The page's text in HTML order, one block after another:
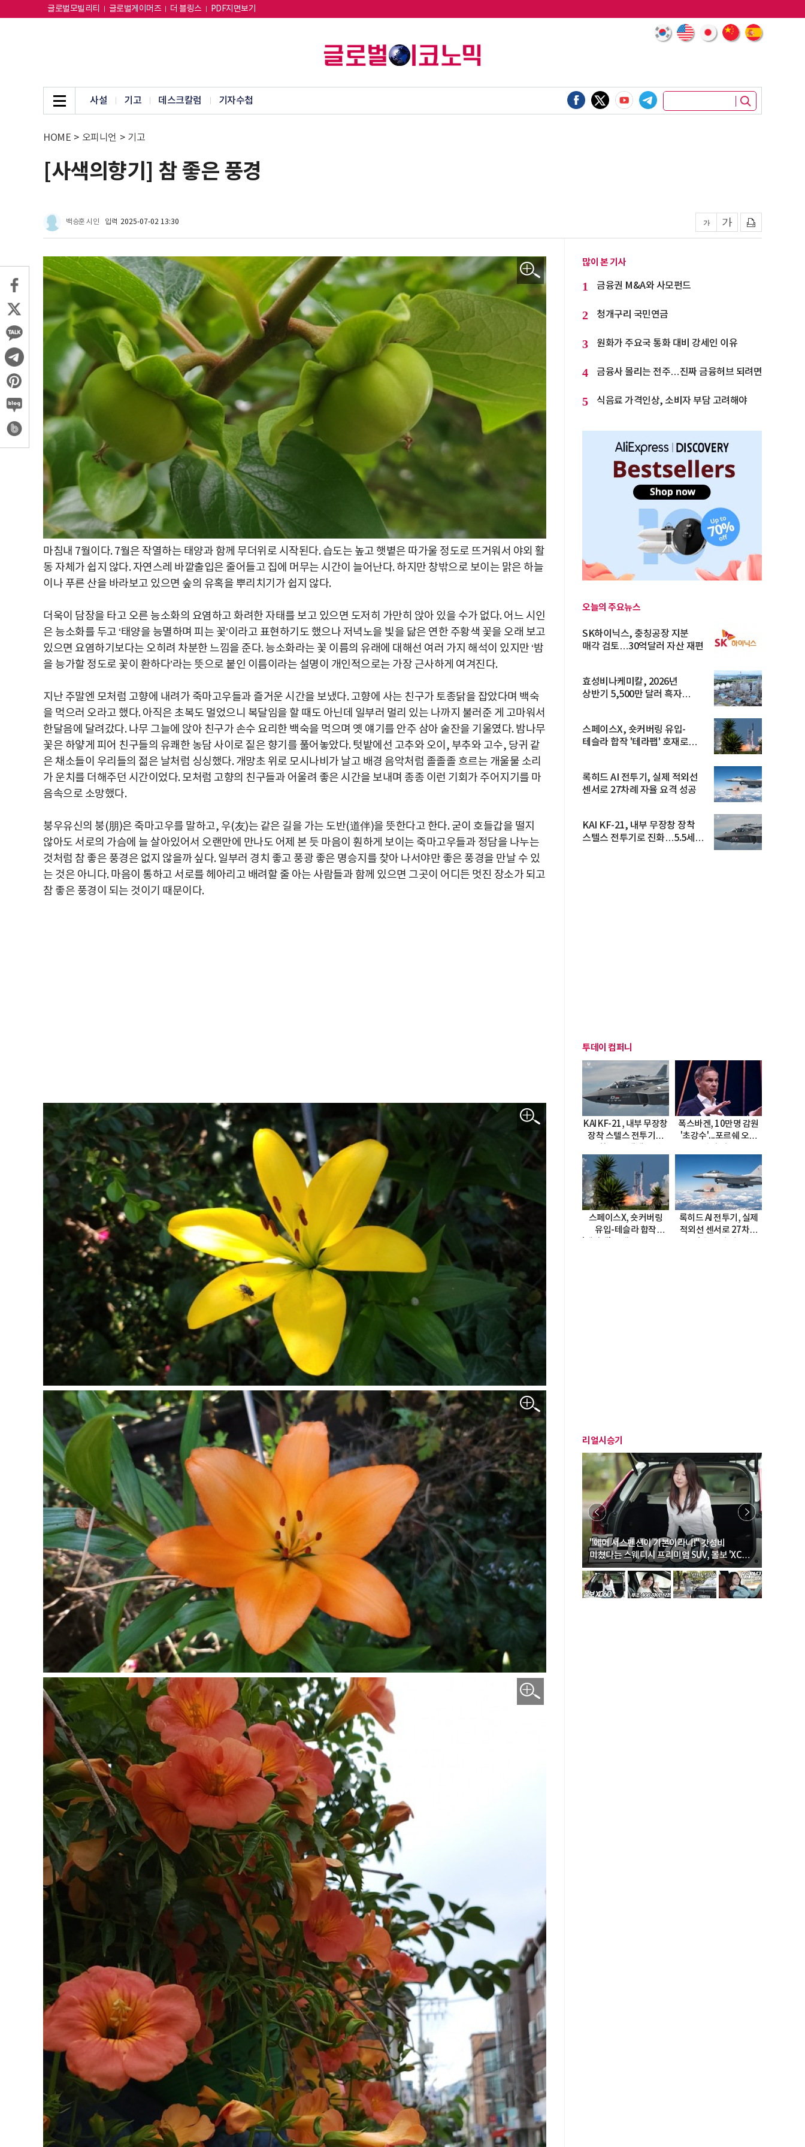
글로벌모빌리티 글로벌게이머즈 더 블링스 PDF지면보기
사설 기고 데스크칼럼 기자수첩
HOME > 오피니언 > 기고
[사색의향기] 참 좋은 풍경
백승훈 시인 입력 2025-07-02 13:30
마침내 7월이다. 7월은 작열하는 태양과 함께 무더위로 시작된다. 습도는 높고 햇볕은 따가울 정도로 뜨거워서 야외 활
동 자체가 쉽지 않다. 자연스레 바깥출입은 줄어들고 집에 머무는 시간이 늘어난다. 하지만 창밖으로 보이는 맑은 하늘
이나 푸른 산을 바라보고 있으면 숲의 유혹을 뿌리치기가 쉽지 않다.
더욱이 담장을 타고 오른 능소화의 요염하고 화려한 자태를 보고 있으면 도저히 가만히 앉아 있을 수가 없다. 어느 시인
은 능소화를 두고 ‘태양을 능멸하며 피는 꽃’이라고 표현하기도 했으나 저녁노을 빛을 닮은 연한 주황색 꽃을 오래 보고
있으면 요염하기보다는 오히려 차분한 느낌을 준다. 능소화라는 꽃 이름의 유래에 대해선 여러 가지 해석이 있지만 ‘밤
을 능가할 정도로 꽃이 환하다’라는 뜻으로 붙인 이름이라는 설명이 개인적으로는 가장 근사하게 여겨진다.
지난 주말엔 모처럼 고향에 내려가 죽마고우들과 즐거운 시간을 보냈다. 고향에 사는 친구가 토종닭을 잡았다며 백숙
을 먹으러 오라고 했다. 아직은 초복도 멀었으니 복달임을 할 때도 아닌데 일부러 멀리 있는 나까지 불러준 게 고마워서
한달음에 달려갔다. 나무 그늘에 앉아 친구가 손수 요리한 백숙을 먹으며 옛 얘기를 안주 삼아 술잔을 기울였다. 밤나무
꽃은 하얗게 피어 친구들의 유쾌한 농담 사이로 짙은 향기를 풀어놓았다. 텃밭에선 고추와 오이, 부추와 고수, 당귀 같
은 채소들이 우리들의 젊은 날처럼 싱싱했다. 개망초 위로 모시나비가 날고 배경 음악처럼 졸졸졸 흐르는 개울물 소리
가 운치를 더해주던 시간이었다. 모처럼 고향의 친구들과 어울려 좋은 시간을 보내며 종종 이런 기회가 주어지기를 마
음속으로 소망했다.
붕우유신의 붕(朋)은 죽마고우를 말하고, 우(友)는 같은 길을 가는 도반(道伴)을 뜻한다고 한다. 굳이 호들갑을 떨지
않아도 서로의 가슴에 늘 살아있어서 오랜만에 만나도 어제 본 듯 마음이 훤하게 보이는 죽마고우들과 정담을 나누는
것처럼 참 좋은 풍경은 없지 않을까 싶다. 일부러 경치 좋고 풍광 좋은 명승지를 찾아 나서야만 좋은 풍경을 만날 수 있
는 것은 아니다. 마음이 통하고 서로를 헤아리고 배려할 줄 아는 사람들과 함께 있으면 그곳이 어디든 멋진 장소가 되고
참 좋은 풍경이 되는 것이기 때문이다.
많이 본 기사
1 금융권 M&A와 사모펀드
2 청개구리 국민연금
3 원화가 주요국 통화 대비 강세인 이유
4 금융사 몰리는 전주…진짜 금융허브 되려면
5 식음료 가격인상, 소비자 부담 고려해야
오늘의 주요뉴스
SK하이닉스, 충칭공장 지분
매각 검토…30억달러 자산 재편
효성비나케미칼, 2026년
상반기 5,500만 달러 흑자
스페이스X, 숏커버링 유입-
테슬라 합작 '테라팹' 호재로
록히드 AI 전투기, 실제 적외선
센서로 27차례 자율 요격 성공
KAI KF-21, 내부 무장창 장착
스텔스 전투기로 진화…5.5세대
투데이 컴퍼니
KAI KF-21, 내부 무장창
장착 스텔스 전투기로
폭스바겐, 10만명 감원
'초강수'...포르쉐 오너
스페이스X, 숏커버링
유입-테슬라 합작
록히드 AI 전투기, 실제
적외선 센서로 27차례
리얼시승기
박지수 아나운서가 타본 ‘전설의 무쏘’… “여성·
초보자도 반할 반전 매력”
"에어 서스펜션이 기본이라니!" 갓성비
미쳤다는 스웨디시 프리미엄 SUV, 볼보 'XC60
B5 울트라'